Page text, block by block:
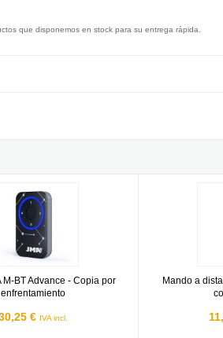
que disponemos en stock para su entrega rápida.
M-BT Advance - Copia por
enfrentamiento
€ IVA incl.
Mando a
Mando a